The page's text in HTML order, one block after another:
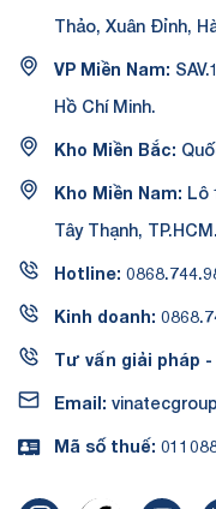
Thảo, Xuân Đỉnh,
VP Miền Nam:
Hồ Chí Minh.
Kho Miền Bắc:
Kho Miền Nam: Lô
Tây Thạnh, TP.HCM.
Hotline:
Kinh doanh:
Tư vấn giải pháp
Email:
Mã số thuế: